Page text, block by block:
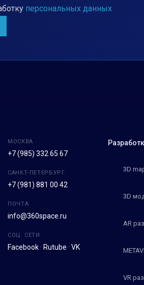
персональных данных
МОСКВА
+7 (985) 332 65 67
САНКТ-ПЕТЕРБУРГ
+7 (981) 881 00 42
ПОЧТА
info@360space.ru
СОЦ. СЕТИ
Facebook· Rutube · VK
3D
3D
AR
VR